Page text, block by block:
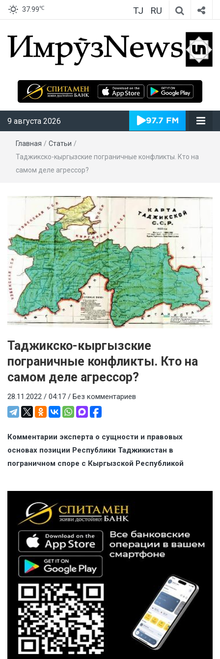
37.99℃ TJ RU
ИмрӯзNews
9 августа 2026
Главная / Статьи /
Таджикско-кыргызские пограничные конфликты. Кто на
самом деле агрессор?
Таджикско-кыргызские
пограничные конфликты. Кто на
самом деле агрессор?
28.11.2022 / 04:17 / Без комментариев
Комментарии эксперта о сущности и правовых
основах позиции Республики Таджикистан в
пограничном споре с Кыргызской Республикой